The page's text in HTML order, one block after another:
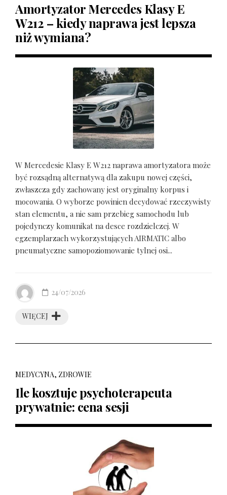
Amortyzator Mercedes Klasy E
W212 – kiedy naprawa jest lepsza
niż wymiana?
W Mercedesie Klasy E W212 naprawa amortyzatora może
być rozsądną alternatywą dla zakupu nowej części,
zwłaszcza gdy zachowany jest oryginalny korpus i
mocowania. O wyborze powinien decydować rzeczywisty
stan elementu, a nie sam przebieg samochodu lub
pojedynczy komunikat na desce rozdzielczej. W
egzemplarzach wykorzystujących AIRMATIC albo
pneumatyczne samopoziomowanie tylnej osi...
WIĘCEJ
24/07/2026
MEDYCYNA, ZDROWIE
Ile kosztuje psychoterapeuta
prywatnie: cena sesji